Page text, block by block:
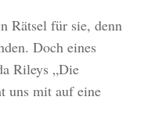
Rätsel für sie, denn
Doch eines
Rileys „Die
uns mit auf eine